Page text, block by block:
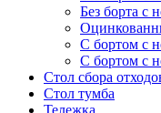
Без борта с
С бортом с
С бортом с
Стол сбора
Стол тумба
Тележка